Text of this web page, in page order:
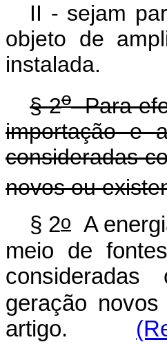
II - sejam
objeto de
instalada.
§ 2oPara
importação e
consideradas
novos ou
§ 2o
A
meio de
geração
artigo.